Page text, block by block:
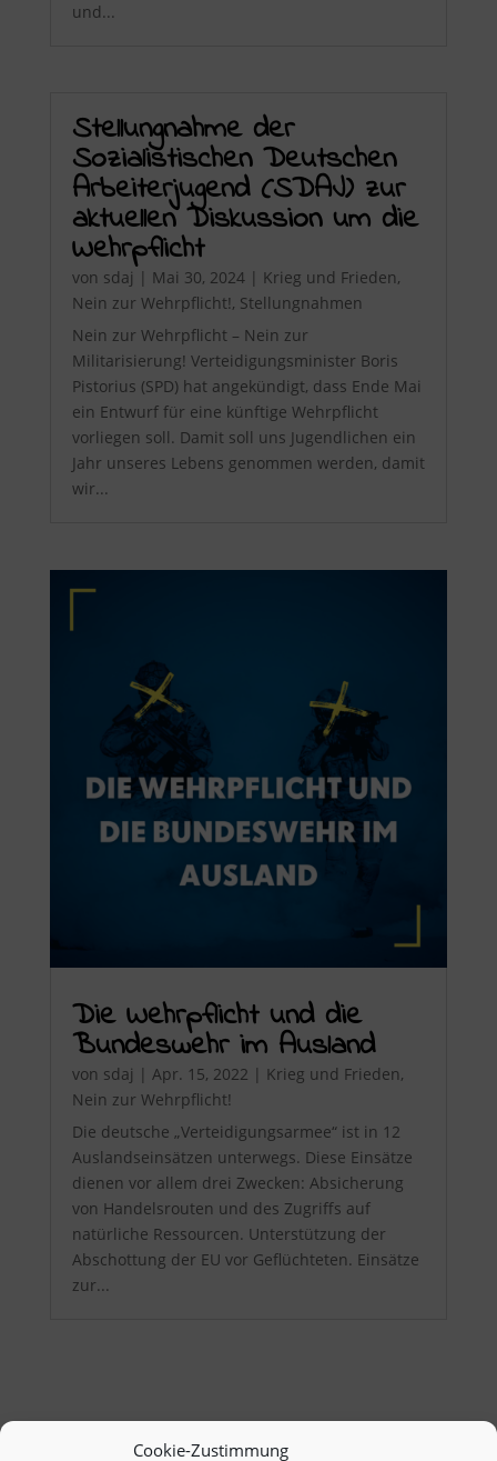
Cookie-Zustimmung
und...
Stellungnahme der
Sozialistischen Deutschen
Arbeiterjugend (SDAJ) zur
aktuellen Diskussion um die
Wehrpflicht
von sdaj | Mai 30, 2024| Krieg und Frieden,
Nein zur Wehrpflicht!, Stellungnahmen
Nein zur Wehrpflicht – Nein zur
Militarisierung! Verteidigungsminister Boris
Pistorius (SPD) hat angekündigt, dass Ende Mai
ein Entwurf für eine künftige Wehrpflicht
vorliegen soll. Damit soll uns Jugendlichen ein
Jahr unseres Lebens genommen werden, damit
wir...
Die Wehrpflicht und die
Bundeswehr im Ausland
von sdaj | Apr. 15, 2022 | Krieg und Frieden,
Nein zur Wehrpflicht!
Die deutsche „Verteidigungsarmee“ ist in 12
Auslandseinsätzen unterwegs. Diese Einsätze
dienen vor allem drei Zwecken: Absicherung
von Handelsrouten und des Zugriffs auf
natürliche Ressourcen. Unterstützung der
Abschottung der EU vor Geflüchteten. Einsätze
zur...